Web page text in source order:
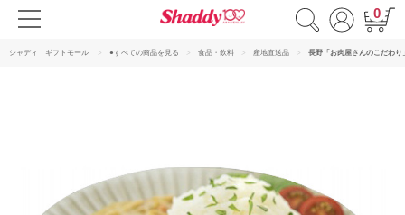
0
シャディ ギフトモール ●すべての商品を見る 食品・飲料 産地直送品 長野「お肉屋さんのこだわ